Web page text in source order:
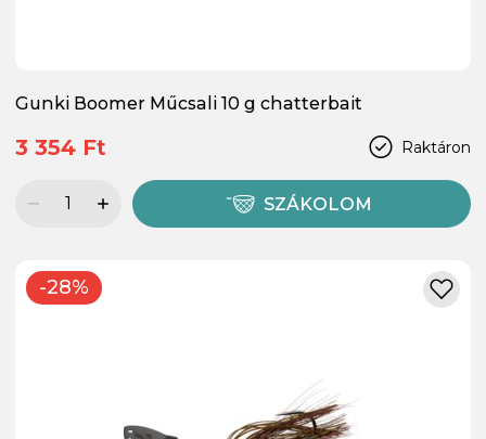
Gunki Boomer Műcsali 10 g chatterbait
Raktáron
3 354 Ft
SZÁKOLOM
-28%